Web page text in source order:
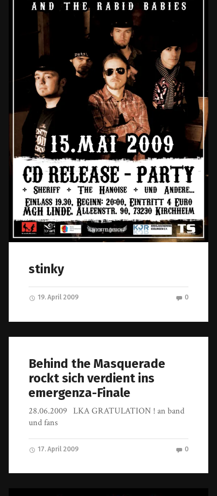
stinky
19. April 2009 0
Behind the Masquerade
rockt sich verdient ins
emergenza-Finale
28.06.2009 LKA GRATULATION ! an band
und fans
17. April 2009 0